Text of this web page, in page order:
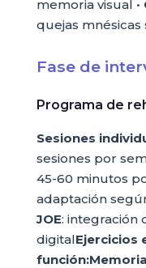
memoria visual •
quejas mnésicas
Fase de
Programa de
Sesiones
sesiones por
45-60 minutos
adaptación
JOE: integración
digitalEjercicios
función: